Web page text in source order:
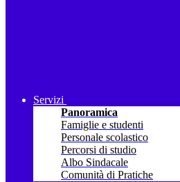
Servizi
Panoramica
Famiglie e studenti
Personale scolastico
Percorsi di studio
Albo Sindacale
Comunità di Pratiche